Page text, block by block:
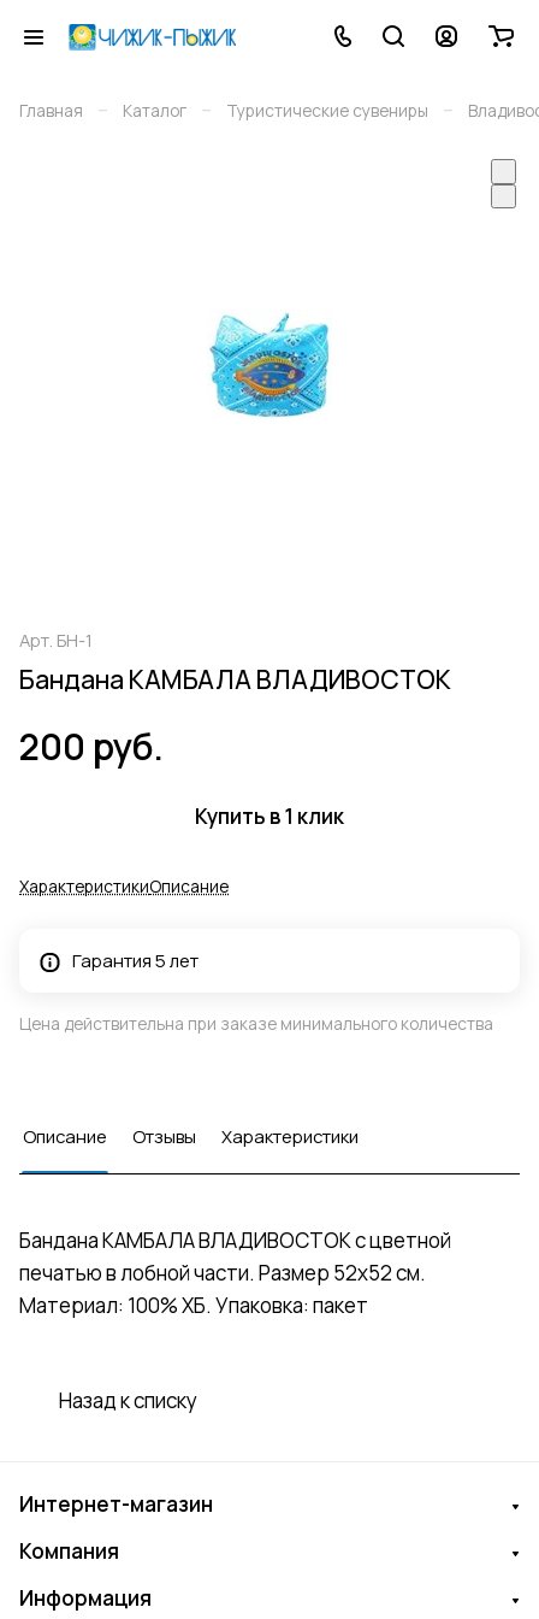
Главная – Каталог – Туристические сувениры –
Арт. БН-1
Бандана КАМБАЛА ВЛАДИВОСТОК
200 руб.
Купить в 1 клик
ХарактеристикиОписание
Гарантия 5 лет
Цена действительна при заказе минимального количества
Описание Отзывы Характеристики
Бандана КАМБАЛА ВЛАДИВОСТОК с цветной
печатью в лобной части. Размер 52х52 см.
Материал: 100% ХБ. Упаковка: пакет
Назад к списку
Интернет-магазин
Компания
Информация